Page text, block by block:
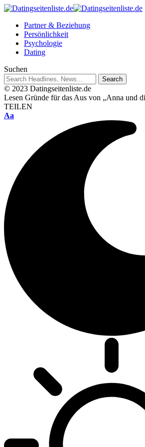
Partner & Beziehung
Persönlichkeit
Psychologie
Dating
Suchen
© 2023 Datingseitenliste.de
Lesen Gründe für das Aus von „Anna und
TEILEN
Aa